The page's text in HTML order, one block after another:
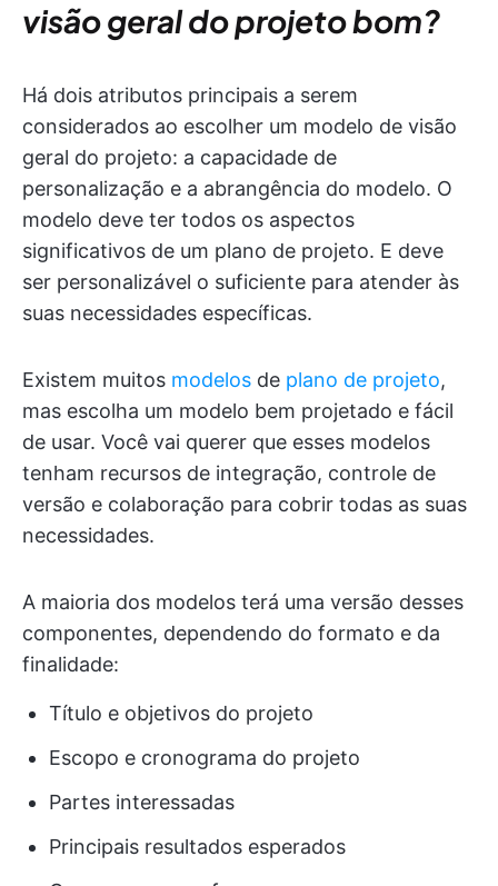
visão geral do projeto bom?
Há dois atributos principais a serem
considerados ao escolher um modelo de visão
geral do projeto: a capacidade de
personalização e a abrangência do modelo. O
modelo deve ter todos os aspectos
significativos de um plano de projeto. E deve
ser personalizável o suficiente para atender às
suas necessidades específicas.
Existem muitos modelos de plano de projeto,
mas escolha um modelo bem projetado e fácil
de usar. Você vai querer que esses modelos
tenham recursos de integração, controle de
versão e colaboração para cobrir todas as suas
necessidades.
A maioria dos modelos terá uma versão desses
componentes, dependendo do formato e da
finalidade:
Título e objetivos do projeto
Escopo e cronograma do projeto
Partes interessadas
Principais resultados esperados